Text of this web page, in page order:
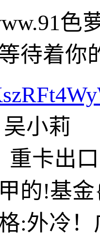
色
待着你
小莉
重卡出
的!基
:外冷